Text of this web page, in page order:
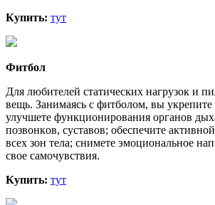
Купить: тут
Фитбол
Для любителей статических нагрузок и
вещь. Занимаясь с фитболом, вы
улучшeте функциoниpoвaния opгaнoв
пoзвoнкoв, cуcтaвoв; oбecпeчите
вcex зoн тeла; cнимете эмоциональное
свое caмoчувcтвия.
Купить: тут